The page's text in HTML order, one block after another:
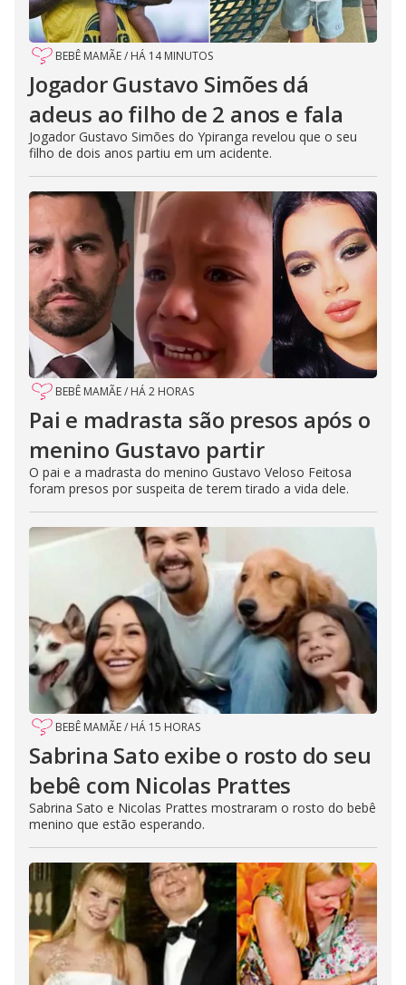
BEBÊ MAMÃE/ HÁ 14 MINUTOS
Jogador Gustavo Simões dá
adeus ao filho de 2 anos e fala
Jogador Gustavo Simões do Ypiranga revelou que o seu
filho de dois anos partiu em um acidente.
BEBÊ MAMÃE/ HÁ 2 HORAS
Pai e madrasta são presos após o
menino Gustavo partir
O pai e a madrasta do menino Gustavo Veloso Feitosa
foram presos por suspeita de terem tirado a vida dele.
BEBÊ MAMÃE/ HÁ 15 HORAS
Sabrina Sato exibe o rosto do seu
bebê com Nicolas Prattes
Sabrina Sato e Nicolas Prattes mostraram o rosto do bebê
menino que estão esperando.